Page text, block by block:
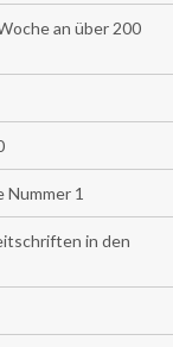
an über 200
Nummer 1
in den